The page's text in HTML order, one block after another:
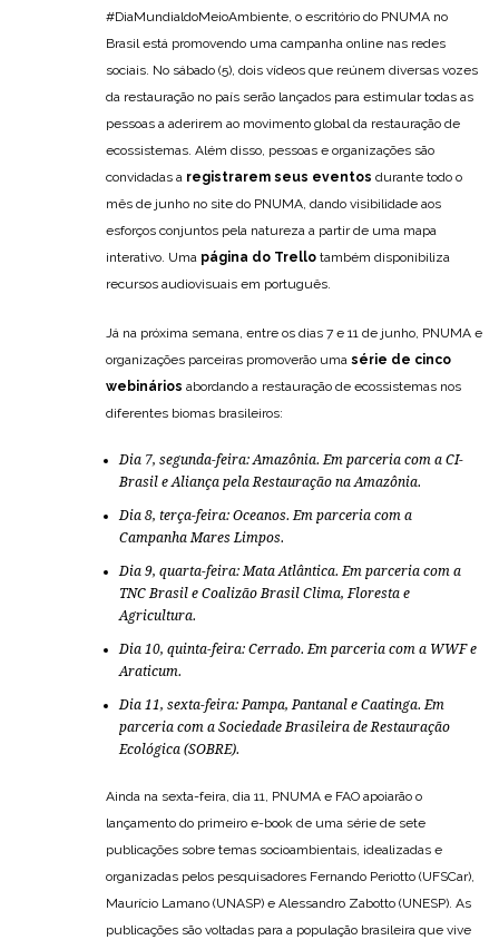
#DiaMundialdoMeioAmbiente, o escritório do PNUMA no
Brasil está promovendo uma campanha online nas redes
sociais. No sábado (5), dois vídeos que reúnem diversas vozes
da restauração no país serão lançados para estimular todas as
pessoas a aderirem ao movimento global da restauração de
ecossistemas. Além disso, pessoas e organizações são
convidadas a registrarem seus eventos durante todo o
mês de junho no site do PNUMA, dando visibilidade aos
esforços conjuntos pela natureza a partir de uma mapa
interativo. Uma página do Trello também disponibiliza
recursos audiovisuais em português.
Já na próxima semana, entre os dias 7 e 11 de junho, PNUMA e
organizações parceiras promoverão uma série de cinco
webinários abordando a restauração de ecossistemas nos
diferentes biomas brasileiros:
Dia 7, segunda-feira: Amazônia. Em parceria com a CI-
Brasil e Aliança pela Restauração na Amazônia.
Dia 8, terça-feira: Oceanos. Em parceria com a
Campanha Mares Limpos.
Dia 9, quarta-feira: Mata Atlântica. Em parceria com a
TNC Brasil e Coalizão Brasil Clima, Floresta e
Agricultura.
Dia 10, quinta-feira: Cerrado. Em parceria com a WWF e
Araticum.
Dia 11, sexta-feira: Pampa, Pantanal e Caatinga. Em
parceria com a Sociedade Brasileira de Restauração
Ecológica (SOBRE).
Ainda na sexta-feira, dia 11, PNUMA e FAO apoiarão o
lançamento do primeiro e-book de uma série de sete
publicações sobre temas socioambientais, idealizadas e
organizadas pelos pesquisadores Fernando Periotto (UFSCar),
Maurício Lamano (UNASP) e Alessandro Zabotto (UNESP). As
publicações são voltadas para a população brasileira que vive